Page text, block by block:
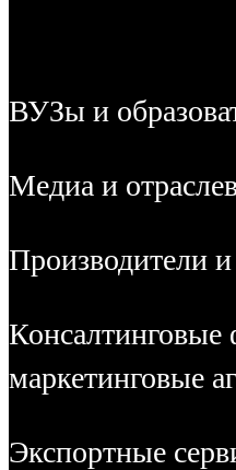
ВУЗы и
Медиа и
Производители
маркетинговые
Экспортные